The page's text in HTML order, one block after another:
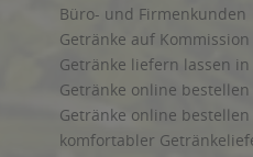
Büro- und Firmenkunden
Getränke auf
Getränke liefern lassen in
Getränke online
Getränke online
komfortabler